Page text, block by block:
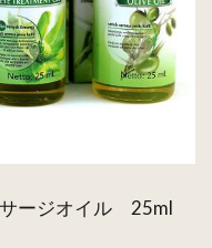
サージオイル 25ml